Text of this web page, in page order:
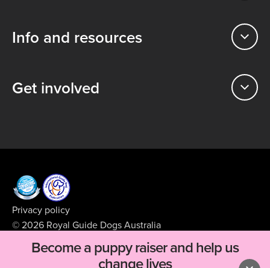
Become a puppy raiser and help us
change lives
Info and resources
Get involved
Privacy policy
© 2026 Royal Guide Dogs Australia
ABN 99 008 427 423
Supported byBFJ Digital